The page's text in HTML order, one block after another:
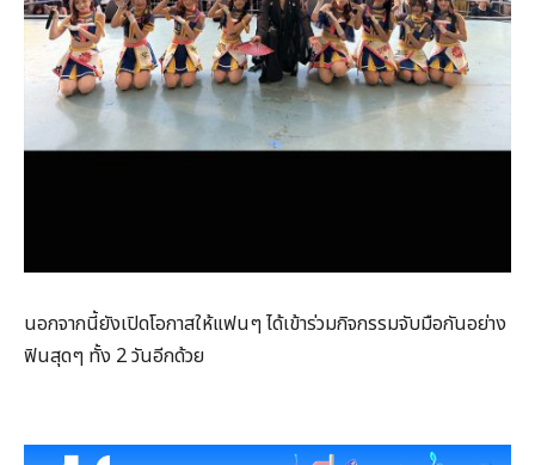
นอกจากนี้ยังเปิดโอกาสให้แฟนๆ ได้เข้าร่วมกิจกรรมจับมือกันอย่าง
ฟินสุดๆ ทั้ง 2 วันอีกด้วย